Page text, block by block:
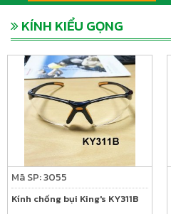
KÍNH KIỂU GỌNG
Mã SP: 3055
Kính chống bụi King's KY311B